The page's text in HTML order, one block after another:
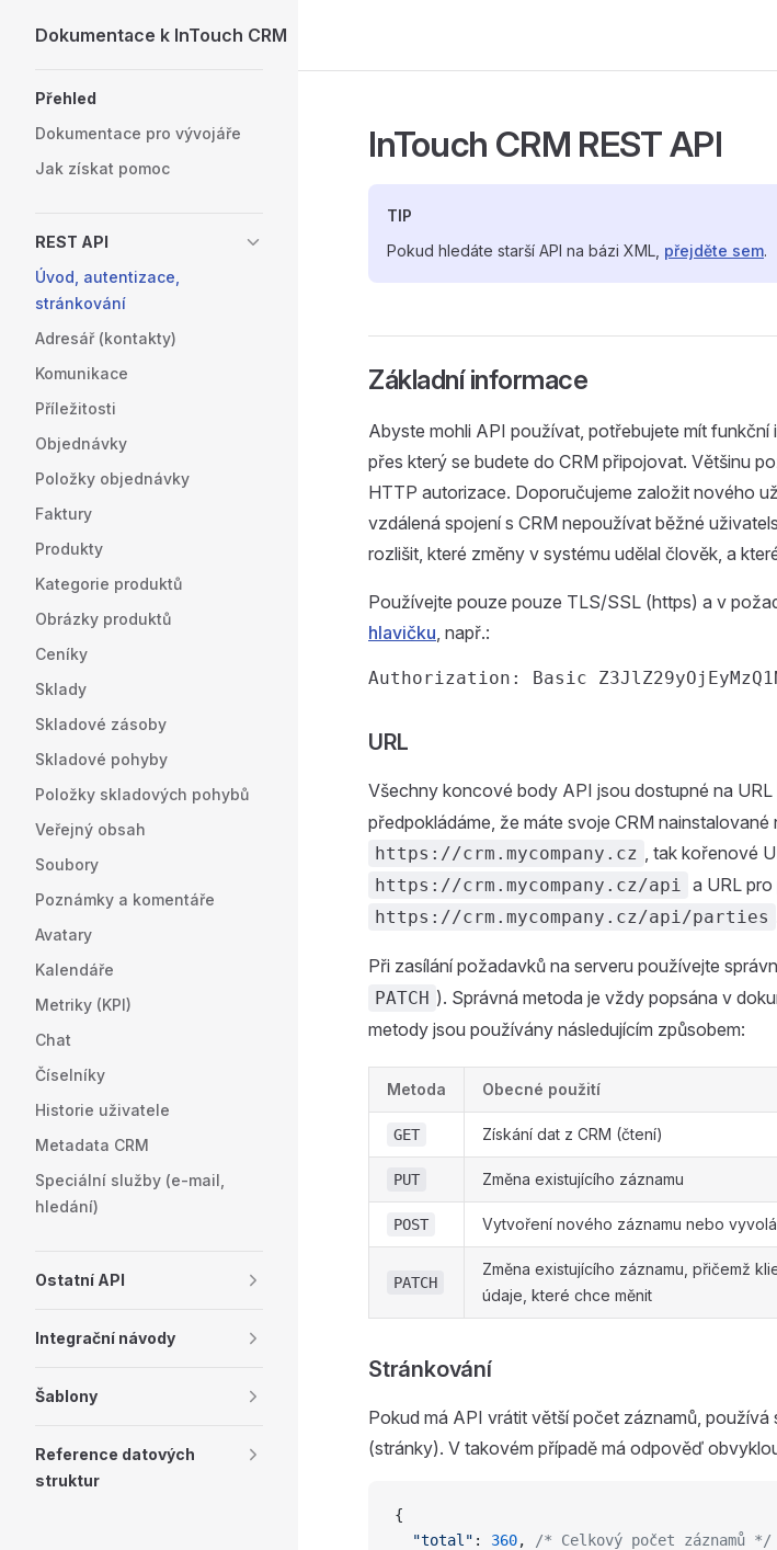
Skip to content
Dokumentace k InTouch CRM
Přehled
Dokumentace pro vývojáře
Jak získat pomoc
REST API
Úvod, autentizace,
stránkování
Adresář (kontakty)
Komunikace
Příležitosti
Objednávky
Položky objednávky
Faktury
Produkty
Kategorie produktů
Obrázky produktů
Ceníky
Sklady
Skladové zásoby
Skladové pohyby
Položky skladových pohybů
Veřejný obsah
Soubory
Poznámky a komentáře
Avatary
Kalendáře
Metriky (KPI)
Chat
Číselníky
Historie uživatele
Metadata CRM
Speciální služby (e-mail,
hledání)
Ostatní API
Integrační návody
Šablony
Reference datových
struktur
InTouch CRM REST API
TIP
Pokud hledáte starší API na bázi XML, přejděte sem.
Základní informace
Abyste mohli API používat, potřebujete mít
přes který se budete do CRM připojovat. Většinu
HTTP autorizace. Doporučujeme založit nového
vzdálená spojení s CRM nepoužívat běžné
rozlišit, které změny v systému udělal člověk, a
Používejte pouze pouze TLS/SSL (https) a v
hlavičku, např.:
URL
Všechny koncové body API jsou dostupné na URL
předpokládáme, že máte svoje CRM nainstalované
https://crm.mycompany.cz , tak kořenové
https://crm.mycompany.cz/api a URL
https://crm.mycompany.cz/api/parties
Při zasílání požadavků na serveru používejte
PATCH ). Správná metoda je vždy popsána v
metody jsou používány následujícím způsobem:
Metoda Obecné použití
GET Získání dat z CRM (čtení)
PUT Změna existujícího záznamu
POST Vytvoření nového záznamu nebo
PATCH
Změna existujícího záznamu, přičemž
údaje, které chce měnit
Stránkování
Pokud má API vrátit větší počet záznamů,
(stránky). V takovém případě má odpověď
{
  "total"
: 360,
/* Celkový počet záznamů */